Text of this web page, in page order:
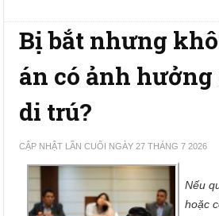
Bị bắt nhưng
án có ảnh hưởng
di trú?
CẬP NHẬT LẦN CUỐI NGÀY 27 THÁNG 7 2026
Nếu
hoặc